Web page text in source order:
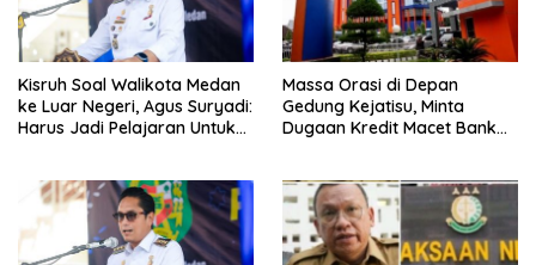
Kisruh Soal Walikota Medan
ke Luar Negeri, Agus Suryadi:
Harus Jadi Pelajaran Untuk
Masyarakat
Massa Orasi di Depan
Gedung Kejatisu, Minta
Dugaan Kredit Macet Bank